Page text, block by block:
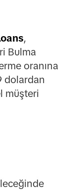
,
Bulma
oranına
dolardan
müşteri